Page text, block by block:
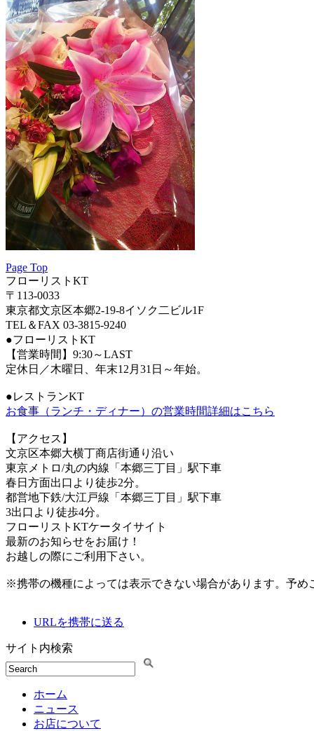
Page Top
フローリストKT
〒113-0033
東京都文京区本郷2-19-8イソク二ビル1F
TEL＆FAX 03-3815-9240
●フローリストKT
【営業時間】9:30～LAST
定休日／木曜日、年末12月31日～年始。
●レストランKT
お食事（ランチ・ディナー）の営業時間詳細はこちら
【アクセス】
文京区本郷大横丁商店街通り沿い
東京メトロ/丸の内線「本郷三丁目」駅下車
春日方面出口より徒歩2分。
都営地下鉄/大江戸線「本郷三丁目」駅下車
3出口より徒歩4分。
フローリストKTケータイサイト
最新のお知らせをお届け！
お越しの際にご利用下さい。
※携帯の機種によっては表示できない場合があります。予め
URLを携帯に送る
サイト内検索
ホーム
ニュース
お店について